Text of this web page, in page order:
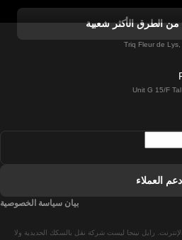
ألبوفيرا إلى لشبونة
لشبونة إلى لاغوس
لشبونة إلى مدريد
الطرق الأكثر شعبية
Unit G 15/F
رايل نينجا ليست شركة نقل بالسكك الحديدية ولا
دعم العملاء
بيان سياسة الخصوصية